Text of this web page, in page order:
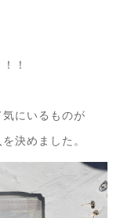
！
にいるものが
決めました。